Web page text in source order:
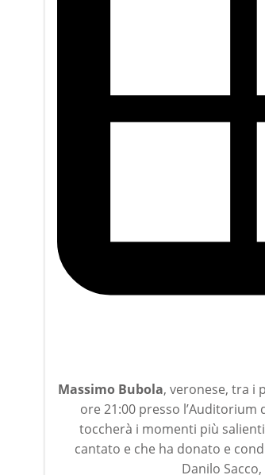
Massimo Bubola, veronese, tra i
ore 21:00 presso
toccherà i momenti più
cantato e che ha donato e
Danilo